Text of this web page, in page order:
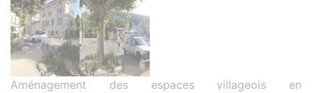
Aménagement des espaces villageois en